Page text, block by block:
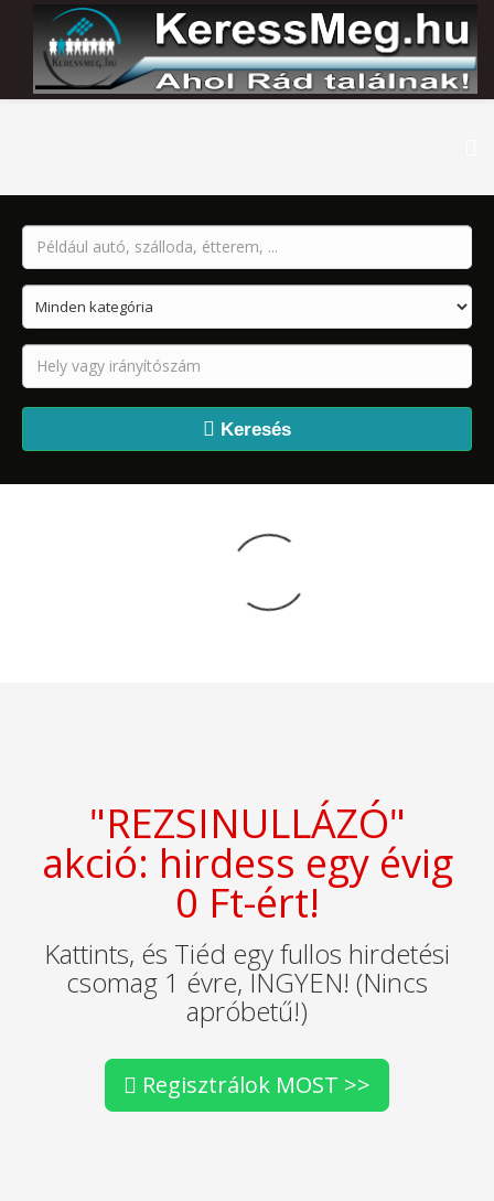
Keresés
"REZSINULLÁZÓ"
akció: hirdess egy évig
0 Ft-ért!
Kattints, és Tiéd egy fullos hirdetési
csomag 1 évre, INGYEN! (Nincs
apróbetű!)
Regisztrálok MOST >>